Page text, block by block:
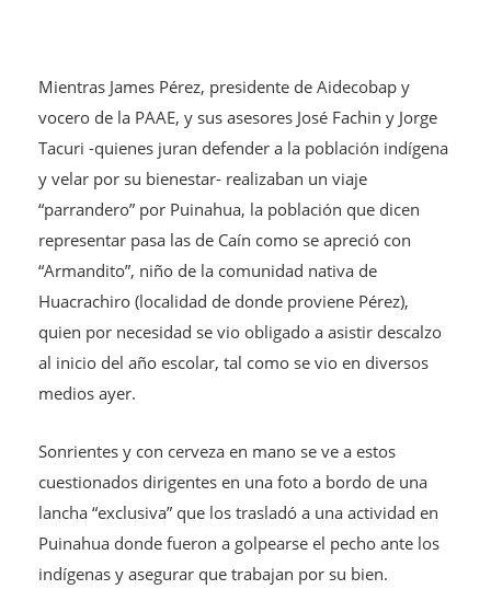
Mientras James Pérez, presidente de Aidecobap y
vocero de la PAAE, y sus asesores José Fachin y Jorge
Tacuri -quienes juran defender a la población indígena
y velar por su bienestar- realizaban un viaje
“parrandero” por Puinahua, la población que dicen
representar pasa las de Caín como se apreció con
“Armandito”, niño de la comunidad nativa de
Huacrachiro (localidad de donde proviene Pérez),
quien por necesidad se vio obligado a asistir descalzo
al inicio del año escolar, tal como se vio en diversos
medios ayer.
Sonrientes y con cerveza en mano se ve a estos
cuestionados dirigentes en una foto a bordo de una
lancha “exclusiva” que los trasladó a una actividad en
Puinahua donde fueron a golpearse el pecho ante los
indígenas y asegurar que trabajan por su bien.